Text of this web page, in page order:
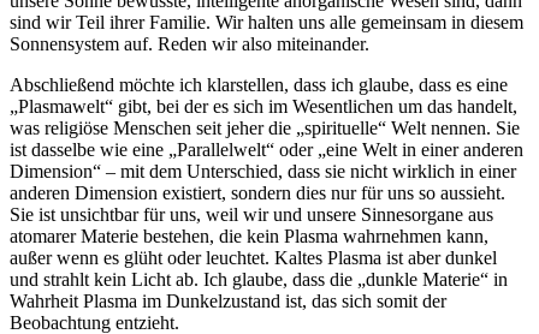
sind wir Teil ihrer Familie. Wir halten uns alle gemeinsam in diesem
Sonnensystem auf. Reden wir also miteinander.
Abschließend möchte ich klarstellen, dass ich glaube, dass es eine
„Plasmawelt“ gibt, bei der es sich im Wesentlichen um das handelt,
was religiöse Menschen seit jeher die „spirituelle“ Welt nennen. Sie
ist dasselbe wie eine „Parallelwelt“ oder „eine Welt in einer anderen
Dimension“ – mit dem Unterschied, dass sie nicht wirklich in einer
anderen Dimension existiert, sondern dies nur für uns so aussieht.
Sie ist unsichtbar für uns, weil wir und unsere Sinnesorgane aus
atomarer Materie bestehen, die kein Plasma wahrnehmen kann,
außer wenn es glüht oder leuchtet. Kaltes Plasma ist aber dunkel
und strahlt kein Licht ab. Ich glaube, dass die „dunkle Materie“ in
Wahrheit Plasma im Dunkelzustand ist, das sich somit der
Beobachtung entzieht.